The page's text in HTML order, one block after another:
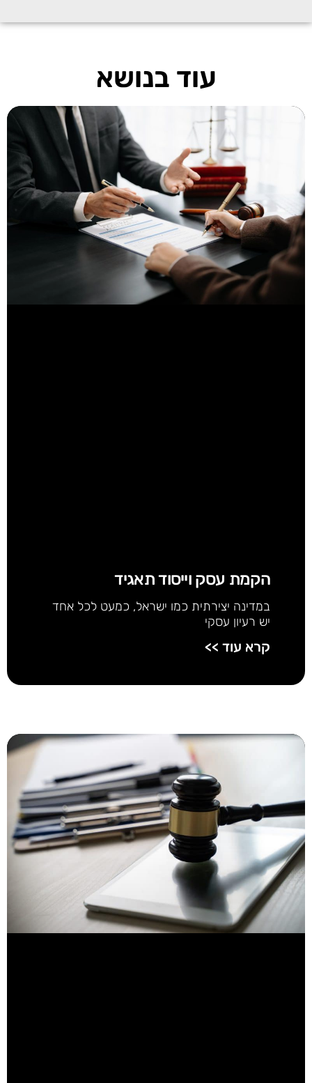
עוד בנושא
הקמת עסק וייסוד תאגיד
במדינה יצירתית כמו ישראל, כמעט לכל אחד
יש רעיון עסקי
קרא עוד >>